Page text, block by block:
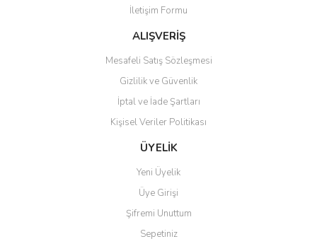
Ürün bilgilerinde hatalar bulunuyor.
Ürün fiyatı diğer sitelerden daha pahalı.
Gönder
İletişim Formu
ALIŞVERİŞ
Mesafeli Satış Sözleşmesi
Gizlilik ve Güvenlik
İptal ve İade Şartları
Kişisel Veriler Politikası
ÜYELİK
Yeni Üyelik
Üye Girişi
Şifremi Unuttum
Sepetiniz